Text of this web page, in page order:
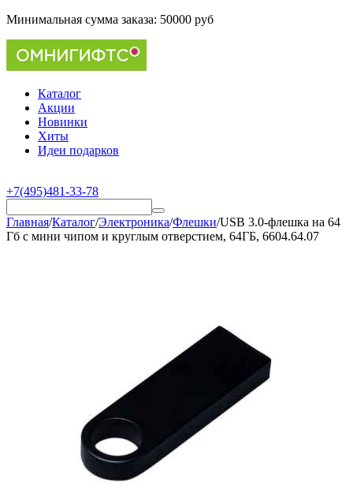
Минимальная сумма заказа: 50000 руб
Каталог
Акции
Новинки
Хиты
Идеи подарков
+7(495)481-33-78
Главная/Каталог/Электроника/Флешки/USB 3.0-флешка на 64
Гб с мини чипом и круглым отверстием, 64ГБ, 6604.64.07